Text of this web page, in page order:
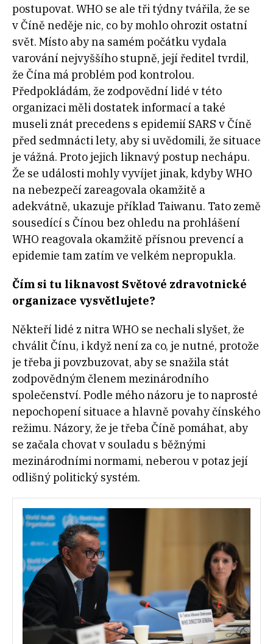
postupovat. WHO se ale tři týdny tvářila, že se
v Číně neděje nic, co by mohlo ohrozit ostatní
svět. Místo aby na samém počátku vydala
varování nejvyššího stupně, její ředitel tvrdil,
že Čína má problém pod kontrolou.
Předpokládám, že zodpovědní lidé v této
organizaci měli dostatek informací a také
museli znát precedens s epidemií SARS v Číně
před sedmnácti lety, aby si uvědomili, že situace
je vážná. Proto jejich liknavý postup nechápu.
Že se události mohly vyvíjet jinak, kdyby WHO
na nebezpečí zareagovala okamžitě a
adekvátně, ukazuje příklad Taiwanu. Tato země
sousedící s Čínou bez ohledu na prohlášení
WHO reagovala okamžitě přísnou prevencí a
epidemie tam zatím ve velkém nepropukla.
Čím si tu liknavost Světové zdravotnické
organizace vysvětlujete?
Někteří lidé z nitra WHO se nechali slyšet, že
chválit Čínu, i když není za co, je nutné, protože
je třeba ji povzbuzovat, aby se snažila stát
zodpovědným členem mezinárodního
společenství. Podle mého názoru je to naprosté
nepochopení situace a hlavně povahy čínského
režimu. Názory, že je třeba Číně pomáhat, aby
se začala chovat v souladu s běžnými
mezinárodními normami, neberou v potaz její
odlišný politický systém.